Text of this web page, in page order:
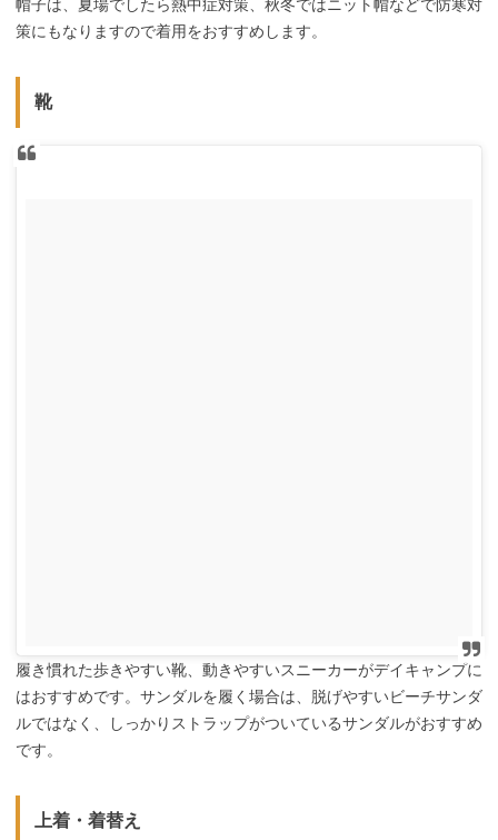
帽子は、夏場でしたら熱中症対策、秋冬ではニット帽などで防寒対
策にもなりますので着用をおすすめします。
靴
履き慣れた歩きやすい靴、動きやすいスニーカーがデイキャンプに
はおすすめです。サンダルを履く場合は、脱げやすいビーチサンダ
ルではなく、しっかりストラップがついているサンダルがおすすめ
です。
上着・着替え